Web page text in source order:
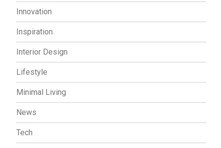
Innovation
Inspiration
Interior Design
Lifestyle
Minimal Living
News
Tech